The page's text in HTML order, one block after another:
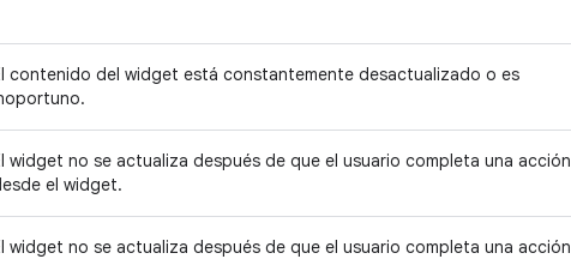
contenido del widget está constantemente desactualizado o es
widget no se actualiza después de que el usuario completa una acción
el widget.
widget no se actualiza después de que el usuario completa una acción